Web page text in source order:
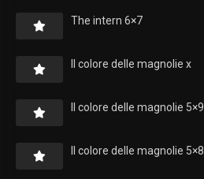
The intern 6×7
Il colore delle magnolie x
Il colore delle magnolie 5×9
Il colore delle magnolie 5×8